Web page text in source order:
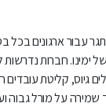
לניהול משאבי
עבור ארגונים בכל
ימינו. חברות נדרשות
גיוס, קליטת עובדים
שמירה על מורל גבוה